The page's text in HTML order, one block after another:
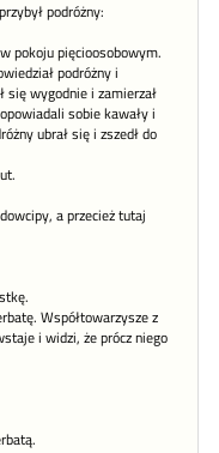
podróżny:
pokoju pięcioosobowym.
podróżny i
się wygodnie i zamierzał
sobie kawały i
ubrał się i zszedł do
a przecież tutaj
Współtowarzysze z
i widzi, że prócz niego